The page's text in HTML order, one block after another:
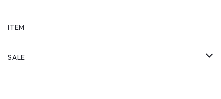
SHORTS
PANTS
ITEM
SALE